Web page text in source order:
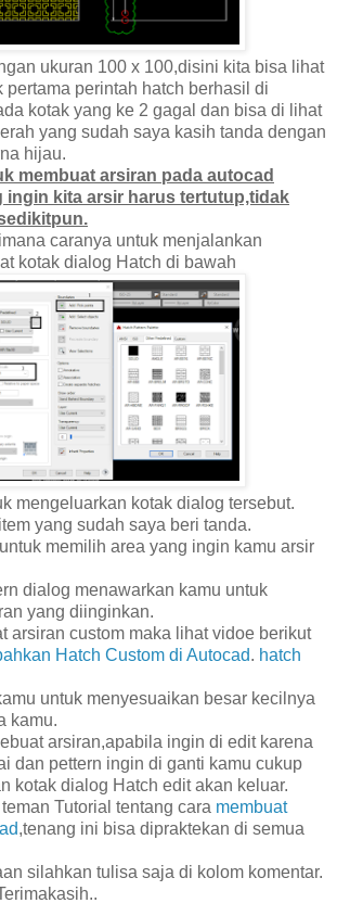
ukuran 100 x 100,disini kita bisa lihat
pertama perintah hatch berhasil di
kotak yang ke 2 gagal dan bisa di lihat
yang sudah saya kasih tanda dengan
hijau.
membuat arsiran pada autocad
ingin kita arsir harus tertutup,tidak
caranya untuk menjalankan
kotak dialog Hatch di bawah
mengeluarkan kotak dialog tersebut.
yang sudah saya beri tanda.
memilih area yang ingin kamu arsir
dialog menawarkan kamu untuk
yang diinginkan.
arsiran custom maka lihat vidoe berikut
Hatch Custom di Autocad. hatch
untuk menyesuaikan besar kecilnya
kamu.
arsiran,apabila ingin di edit karena
dan pettern ingin di ganti kamu cukup
kotak dialog Hatch edit akan keluar.
Tutorial tentang cara membuat
,tenang ini bisa dipraktekan di semua
silahkan tulisa saja di kolom komentar.